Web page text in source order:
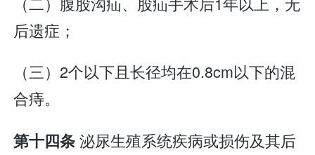
后遗症；
（三）2个以下且长径均在0.8cm以下的混
合痔。
第十四条泌尿生殖系统疾病或损伤及其后